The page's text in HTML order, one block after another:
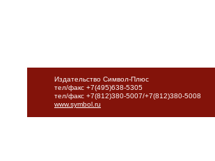
Издательство Символ-Плюс
тел/факс +7(495)638-5305
тел/факс +7(812)380-5007/+7(812)380-5008
www.symbol.ru